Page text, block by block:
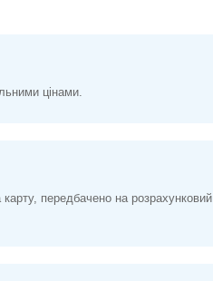
цінами.
передбачено на розрахунковий